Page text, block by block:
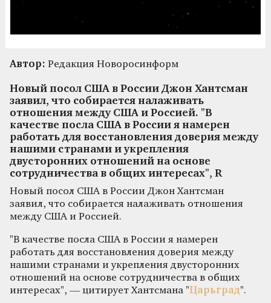
Автор: Редакция Новоросинформ
Новый посол США в России Джон Хантсман
заявил, что собирается налаживать
отношения между США и Россией. "В
качестве посла США в России я намерен
работать для восстановления доверия между
нашими странами и укрепления
двусторонних отношений на основе
сотрудничества в общих интересах", R
Новый посол США в России Джон Хантсман
заявил, что собирается налаживать отношения
между США и Россией.
"В качестве посла США в России я намерен
работать для восстановления доверия между
нашими странами и укрепления двусторонних
отношений на основе сотрудничества в общих
интересах", — цитирует Хантсмана "Царьград".